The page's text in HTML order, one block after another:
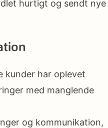
hurtigt og sendt nye
kunder har oplevet
med manglende
og kommunikation,